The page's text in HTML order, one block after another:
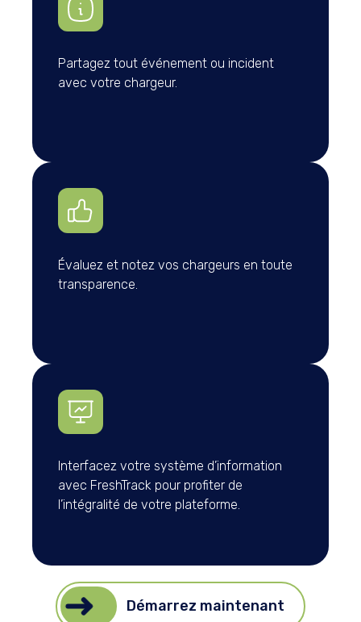
Partagez tout événement ou incident
avec votre chargeur.
Évaluez et notez vos chargeurs en toute
transparence.
Interfacez votre système d’information
avec FreshTrack pour profiter de
l’intégralité de votre plateforme.
Démarrez maintenant